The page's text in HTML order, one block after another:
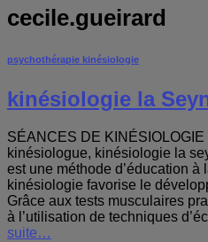
cecile.gueirard
psychothérapie kinésiologie
kinésiologie la
SÉANCES DE
kinésiologue, kinésiologie la
est une méthode d’éducation à
kinésiologie favorise le
Grâce aux tests musculaires
à l’utilisation de techniques
suite…